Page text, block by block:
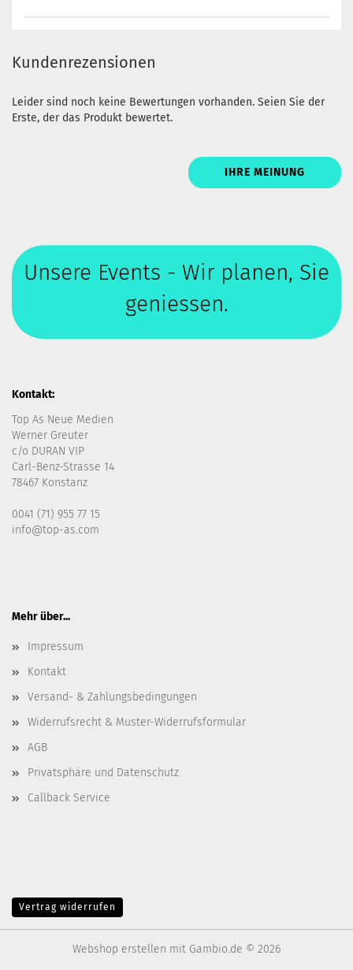
Kundenrezensionen
Leider sind noch keine Bewertungen vorhanden. Seien Sie der
Erste, der das Produkt bewertet.
IHRE MEINUNG
Unsere Events - Wir planen, Sie
geniessen.
Kontakt:
Top As Neue Medien
Werner Greuter
c/o DURAN VIP
Carl-Benz-Strasse 14
78467 Konstanz
0041 (71) 955 77 15
info@top-as.com
Mehr über...
Impressum
Kontakt
Versand- & Zahlungsbedingungen
Widerrufsrecht & Muster-Widerrufsformular
AGB
Privatsphäre und Datenschutz
Callback Service
Vertrag widerrufen
Webshop erstellen mit Gambio.de © 2026